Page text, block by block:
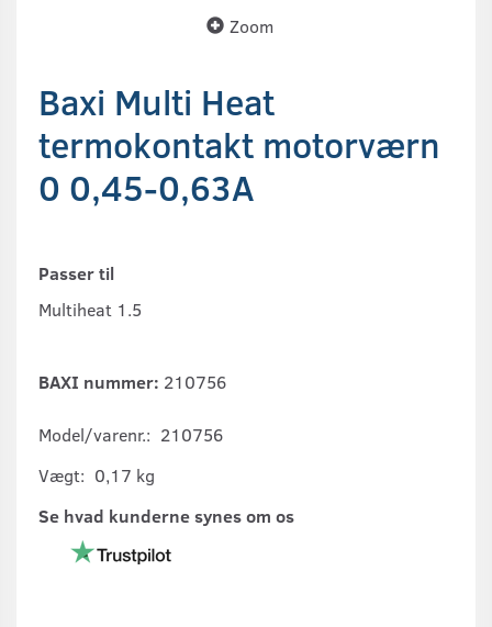
Zoom
Baxi Multi Heat
termokontakt motorværn
0 0,45-0,63A
Passer til
Multiheat 1.5
BAXI nummer: 210756
Model/varenr.: 210756
Vægt: 0,17 kg
Se hvad kunderne synes om os